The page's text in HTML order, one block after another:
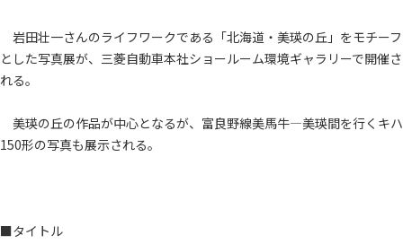
岩田壮一さんのライフワークである「北海道・美瑛の丘」をモチーフ
とした写真展が、三菱自動車本社ショールーム環境ギャラリーで開催さ
れる。
美瑛の丘の作品が中心となるが、富良野線美馬牛―美瑛間を行くキハ
150形の写真も展示される。
■タイトル